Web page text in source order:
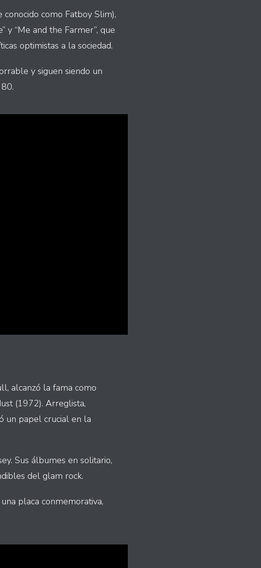
como Fatboy Slim),
y “Me and the Farmer”, que
optimistas a la sociedad.
y siguen siendo un
alcanzó la fama como
(1972). Arreglista,
un papel crucial en la
Sus álbumes en solitario,
del glam rock.
placa conmemorativa,